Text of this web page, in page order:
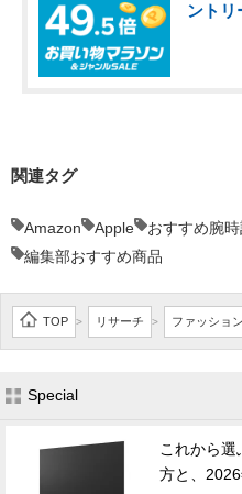
ントリ
関連タグ
Amazon Apple おすすめ腕
編集部おすすめ商品
TOP > リサーチ > ファッション
Special
これから選
方と、